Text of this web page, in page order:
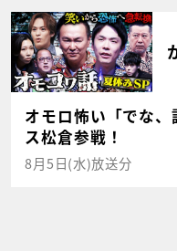
オモロ怖い「でな
ス松倉参戦！
8月5日(水)放送分